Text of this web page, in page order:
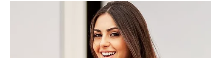
будуть здавати єдиний професійний вступний іспит. Це
тест двох блоків: загальні правові компетенції і базові